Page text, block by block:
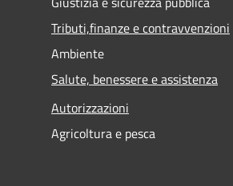
Tributi,finanze e contravvenzioni
Ambiente
Salute, benessere e assistenza
Autorizzazioni
Agricoltura e pesca